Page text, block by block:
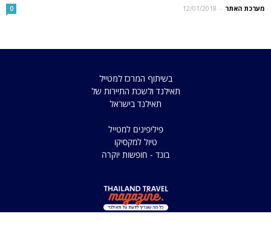
מערכת האתר -
12/01/2018
0
בשיתוף המרכז למטייל
תאילנד ולשכת התיירות של
תאילנד בישראל
פיליפינים למטייל
טיול למקסיקו
בונד - חופשות יוקרה